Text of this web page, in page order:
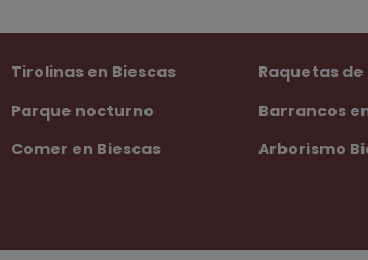
Tirolinas en Biescas
Parque nocturno
Comer en Biescas
Raquetas
Barrancos
Arborismo